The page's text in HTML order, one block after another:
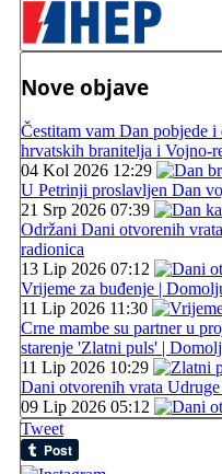
Nove objave
Čestitam vam Dan pobjede
hrvatskih branitelja i Vojno-
04 Kol 2026 12:29
U Petrinji proslavljen Dan
21 Srp 2026 07:39
Održani Dani otvorenih
radionica
13 Lip 2026 07:12
Vrijeme za buđenje |
11 Lip 2026 11:30
Crne mambe su partner u
starenje 'Zlatni puls' |
11 Lip 2026 10:29
Dani otvorenih vrata
09 Lip 2026 05:12
Tweet